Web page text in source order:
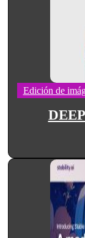
Edición de